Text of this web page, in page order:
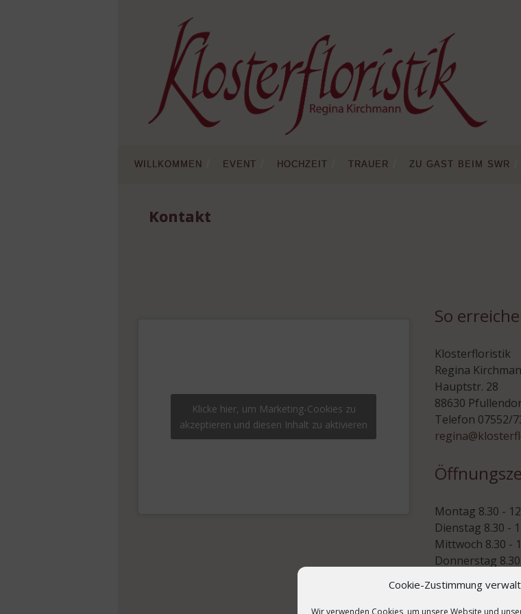
Cookie-Zustimmung
Wir verwenden Cookies, um unsere Website und
willkommen event hochzeit trauer zu gast beim swr
Kontakt
Klicke hier, um Marketing-Cookies zu
akzeptieren und diesen Inhalt zu aktivieren
So
Klosterfloristik
Regina
Hauptstr. 28
88630
Telefon 07552/
Montag 8.30 -
Dienstag 8.30 -
Mittwoch 8.30 -
Donnerstag
Freitag 8.30 -
Samstag
Ausserhalb der